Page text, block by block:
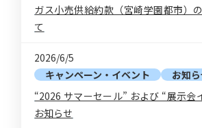
ガス小売供給約款（宮崎学園都市）
て
2026/6/5
キャンペーン・イベント
お知
“2026 サマーセール” および “展示会
お知らせ